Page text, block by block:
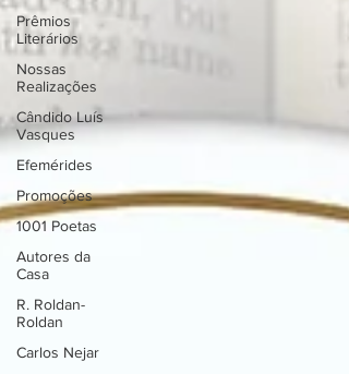
Prêmios
Literários
Nossas
Realizações
Cândido Luís
Vasques
Efemérides
Promoções
1001 Poetas
Autores da
Casa
R. Roldan-
Roldan
Carlos Nejar